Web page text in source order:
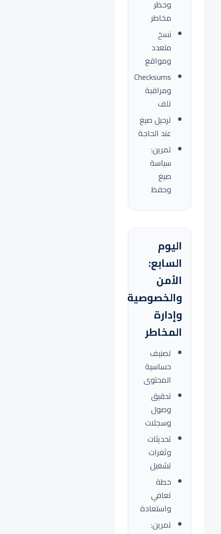
وحظر
مخاطر
نسخ
متعدد
ومواقع
Checksums
ومراقبة
تلف
ترحيل صيغ
عند الحاجة
تمرين:
سياسة
صيغ
وحفظ
اليوم
السابع:
الأمن
والخصوصية
وإدارة
المخاطر
تصنيف
حساسية
المحتوى
تدقيق
وصول
وسجلات
تحديثات
وثغرات
تشغيل
خطة
تعافي
واستعادة
تمرين: